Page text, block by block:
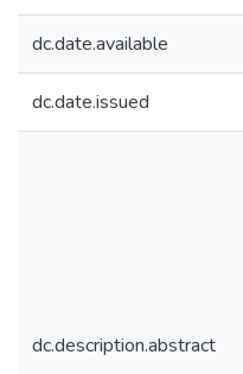
dc.date.available
dc.date.issued
dc.description.abstract